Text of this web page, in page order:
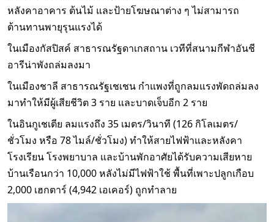
หลังคาอาคาร ต้นไม้ และป้ายโฆษณาต่าง ๆ ไม่สามารถ
ต้านทานพายุรุนแรงได้
ในเมืองกัสปิสค์ สาธารณรัฐดาเกสถาน เวทีที่สนามกีฬาอันชี
อารีน่าพังถล่มลงมา
ในเมืองชาลี สาธารณรัฐเชเชน กำแพงที่ถูกลมแรงพัดถล่มลง
มาทำให้มีผู้เสียชีวิต 3 ราย และบาดเจ็บอีก 2 ราย
ในอินกูเชเตีย ลมแรงถึง 35 เมตร/วินาที (126 กิโลเมตร/
ชั่วโมง หรือ 78 ไมล์/ชั่วโมง) ทำให้สายไฟฟ้าและหลังคา
โรงเรียน โรงพยาบาล และบ้านพักอาศัยได้รับความเสียหาย
บ้านเรือนกว่า 10,000 หลังไม่มีไฟฟ้าใช้ พื้นที่เพาะปลูกเกือบ
2,000 เฮกตาร์ (4,942 เอเคอร์) ถูกทำลาย